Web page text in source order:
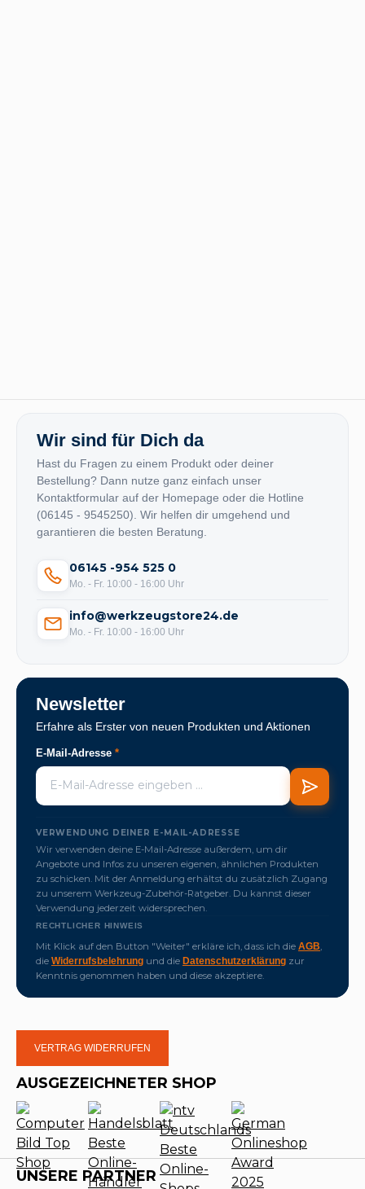
Wir sind für Dich da
Hast du Fragen zu einem Produkt oder deiner
Bestellung? Dann nutze ganz einfach unser
Kontaktformular auf der Homepage oder die Hotline
(06145 - 9545250). Wir helfen dir umgehend und
garantieren die besten Beratung.
06145 -954 525 0
Mo. - Fr. 10:00 - 16:00 Uhr
info@werkzeugstore24.de
Mo. - Fr. 10:00 - 16:00 Uhr
Newsletter
Erfahre als Erster von neuen Produkten und Aktionen
E-Mail-Adresse *
VERWENDUNG DEINER E-MAIL-ADRESSE
Wir verwenden deine E-Mail-Adresse außerdem, um dir
Angebote und Infos zu unseren eigenen, ähnlichen Produkten
zu schicken. Mit der Anmeldung erhältst du zusätzlich Zugang
zu unserem Werkzeug-Zubehör-Ratgeber. Du kannst dieser
Verwendung jederzeit widersprechen.
RECHTLICHER HINWEIS
Mit Klick auf den Button "Weiter" erkläre ich, dass ich die AGB
die Widerrufsbelehrung und die Datenschutzerklärung zur
Kenntnis genommen haben und diese akzeptiere.
VERTRAG WIDERRUFEN
AUSGEZEICHNETER SHOP
UNSERE PARTNER